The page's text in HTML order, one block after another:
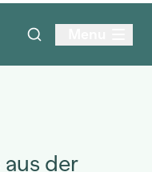
der